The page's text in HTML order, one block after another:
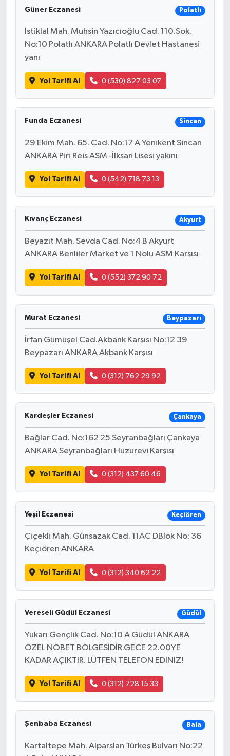
Güner Eczanesi Polatlı
İstiklal Mah. Muhsin Yazıcıoğlu Cad. 110.Sok.
No:10 Polatlı ANKARA Polatlı Devlet Hastanesi
yanı
Yol Tarifi Al 0 (530) 827 03 07
Funda Eczanesi Sincan
29 Ekim Mah. 65. Cad. No:17 A Yenikent Sincan
ANKARA Piri Reis ASM -İlksan Lisesi yakını
Yol Tarifi Al 0 (542) 718 73 13
Kıvanç Eczanesi Akyurt
Beyazıt Mah. Sevda Cad. No:4 B Akyurt
ANKARA Benliler Market ve 1 Nolu ASM Karşısı
Yol Tarifi Al 0 (552) 372 90 72
Murat Eczanesi Beypazarı
İrfan Gümüşel Cad.Akbank Karşısı No:12 39
Beypazarı ANKARA Akbank Karşısı
Yol Tarifi Al 0 (312) 762 29 92
Kardeşler Eczanesi Çankaya
Bağlar Cad. No:162 25 Seyranbağları Çankaya
ANKARA Seyranbağları Huzurevi Karşısı
Yol Tarifi Al 0 (312) 437 60 46
Yeşil Eczanesi Keçiören
Çiçekli Mah. Günsazak Cad. 11AC DBlok No: 36
Keçiören ANKARA
Yol Tarifi Al 0 (312) 340 62 22
Vereseli Güdül Eczanesi Güdül
Yukarı Gençlik Cad. No:10 A Güdül ANKARA
ÖZEL NÖBET BÖLGESİDİR.GECE 22.00YE
KADAR AÇIKTIR. LÜTFEN TELEFON EDİNİZ!
Yol Tarifi Al 0 (312) 728 15 33
Şenbaba Eczanesi Bala
Kartaltepe Mah. Alparslan Türkeş Bulvarı No:22